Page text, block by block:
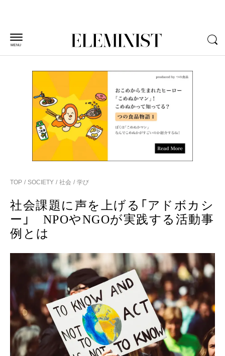
MENU
TOP SOCIETY 社会 学び
社会課題に声を上げる「アドボカシ
ー」 NPOやNGOが実践する活動事
例とは